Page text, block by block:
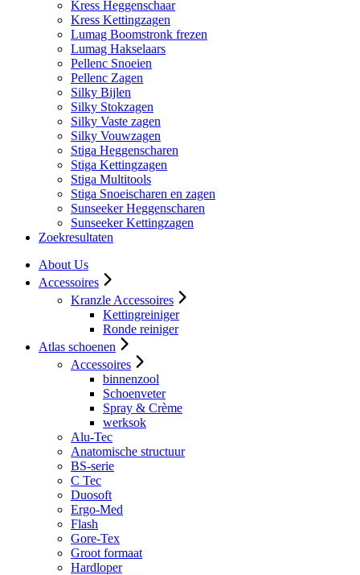
Kress Heggenschaar
Kress Kettingzagen
Lumag Boomstronk frezen
Lumag Hakselaars
Pellenc Snoeien
Pellenc Zagen
Silky Bijlen
Silky Stokzagen
Silky Vaste zagen
Silky Vouwzagen
Stiga Heggenscharen
Stiga Kettingzagen
Stiga Multitools
Stiga Snoeischaren en zagen
Sunseeker Heggenscharen
Sunseeker Kettingzagen
Zoekresultaten
About Us
Accessoires
Kranzle Accessoires
Kettingreiniger
Ronde reiniger
Atlas schoenen
Accessoires
binnenzool
Schoenveter
Spray & Crème
werksok
Alu-Tec
Anatomische structuur
BS-serie
C Tec
Duosoft
Ergo-Med
Flash
Gore-Tex
Groot formaat
Hardloper